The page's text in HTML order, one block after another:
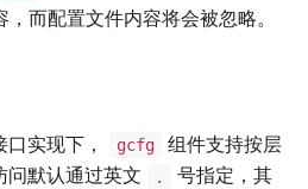
，而配置文件内容将会被忽略。
实现下， gcfg
组件支持按层
问默认通过英文
.
号指定，其